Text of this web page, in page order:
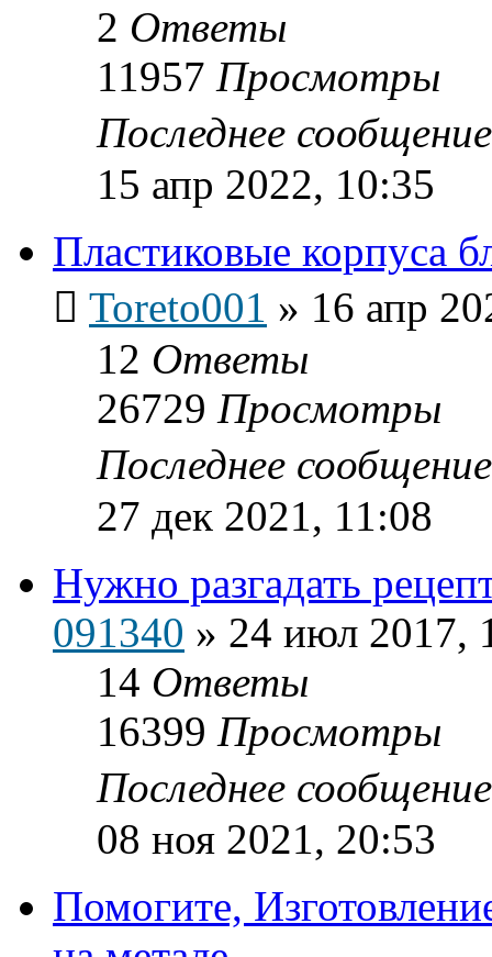
2 Ответы
11957 Просмотры
Последнее
15 апр 2022, 10:35
Пластиковые корпуса
Toreto001 » 16 апр
12 Ответы
26729 Просмотры
Последнее
27 дек 2021, 11:08
Нужно разгадать
091340 » 24 июл 2017,
14 Ответы
16399 Просмотры
Последнее
08 ноя 2021, 20:53
Помогите,